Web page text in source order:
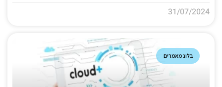
31/07/2024
בלוג מאמרים